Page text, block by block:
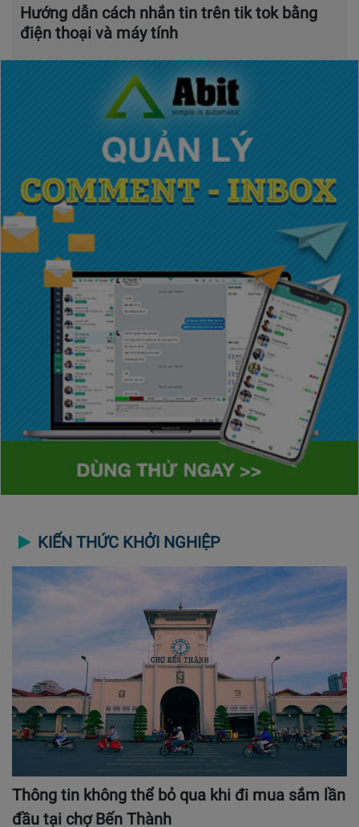
Hướng dẫn cách nhắn tin trên tik tok bằng
điện thoại và máy tính
KIẾN THỨC KHỞI NGHIỆP
Thông tin không thể bỏ qua khi đi mua sắm lần
đầu tại chợ Bến Thành